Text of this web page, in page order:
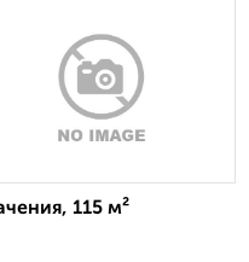
115 м²